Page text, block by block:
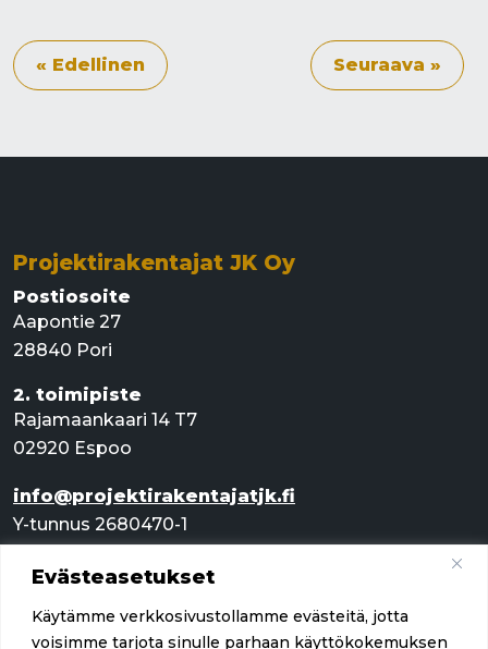
Evästeasetukset
Käytämme verkkosivustollamme evästeitä, jotta
voisimme tarjota sinulle parhaan käyttökokemuksen
« Edellinen Seuraava »
Projektirakentajat JK Oy
Postiosoite
Aapontie 27
28840 Pori
2. toimipiste
Rajamaankaari 14 T7
02920 Espoo
info@projektirakentajatjk.fi
Y-tunnus 2680470-1
Pikalinkit
Palvelut